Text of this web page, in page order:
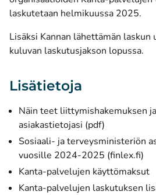
laskutetaan helmikuussa 2025.
Lisäksi Kannan lähettämän laskun
kuluvan laskutusjakson lopussa.
Lisätietoja
Näin teet liittymishakemuksen
asiakastietojasi (pdf)
Sosiaali- ja terveysministeriön
vuosille 2024-2025 (finlex.fi)
Kanta-palvelujen käyttömaksut
Kanta-palvelujen laskutuksen